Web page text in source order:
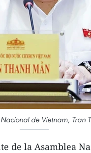
de Vietnam, Tran
de la Asamblea